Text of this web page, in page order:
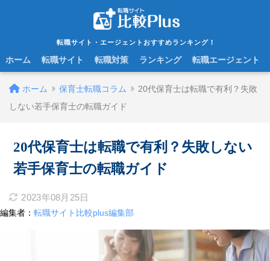
転職サイト・エージェントおすすめランキング！
ホーム 転職サイト 転職対策 ランキング 転職エージェント
ホーム 保育士転職コラム
20代保育士は転職で有利？失敗
しない若手保育士の転職ガイド
20代保育士は転職で有利？失敗しない
若手保育士の転職ガイド
2023年08月25日
編集者： 転職サイト比較plus編集部